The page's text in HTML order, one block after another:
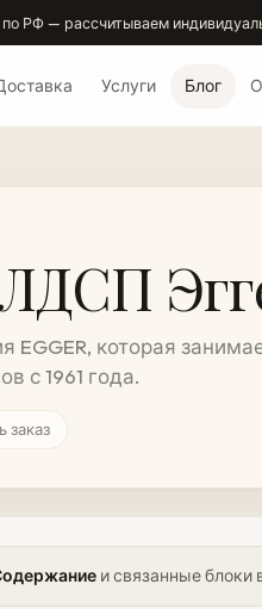
РФ — рассчитываем
Услуги Блог
которая
с 1961 года.
заказ
и связанные блоки